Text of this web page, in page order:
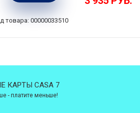
CAN(2VGH151-00922T)
товара: 00000033510
КАРТЫ CASA 7
- платите меньше!